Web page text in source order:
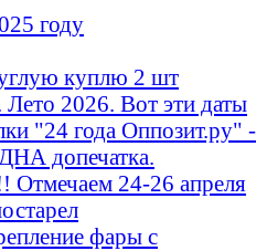
году
куплю 2 шт
2026. Вот эти даты
"24 года Оппозит.ру" -
допечатка.
Отмечаем 24-26 апреля
фары с